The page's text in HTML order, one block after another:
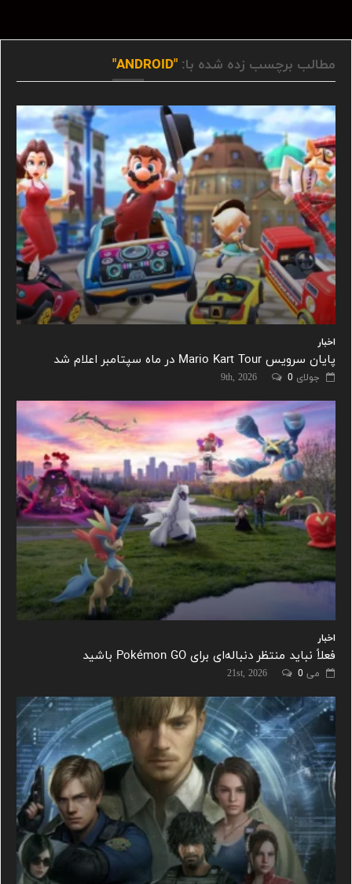
مطالب برچسب زده شده با: "ANDROID"
اخبار
پایان سرویس Mario Kart Tour در ماه سپتامبر اعلام شد
جولای 9th, 2026 0
اخبار
فعلاً نباید منتظر دنباله‌ای برای Pokémon GO باشید
می 21st, 2026 0